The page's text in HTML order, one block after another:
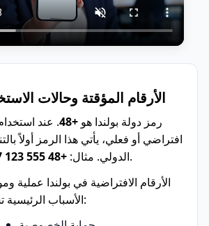
الأرقام المؤقتة وحالات
رمز دولة بولندا هو +48
. عند
افتراضي أو فعلي، يأتي هذا الرمز أولاً
الدولي. مثال: +48 555 123 4567
.
الأرقام الافتراضية في بولندا عملية
الأسباب الرئيسية تشمل: